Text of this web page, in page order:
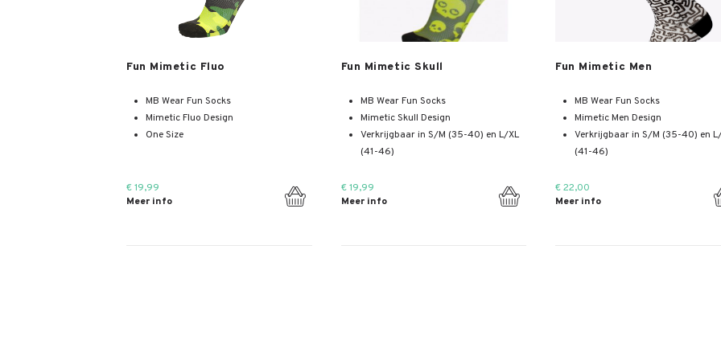
Fun Mimetic Fluo
MB Wear Fun Socks
Mimetic Fluo Design
One Size
€ 19,99
Meer info
Fun Mimetic Skull
MB Wear Fun Socks
Mimetic Skull Design
Verkrijgbaar in S/M (35-40) en L/XL
(41-46)
€ 19,99
Meer info
Fun Mimetic Men
MB Wear Fun Socks
Mimetic Men Design
Verkrijgbaar in S/M (35-40) en
(41-46)
€ 22,00
Meer info